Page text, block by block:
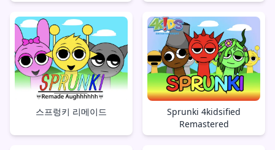
스프렁키 리메이드
Sprunki 4kidsified
Remastered